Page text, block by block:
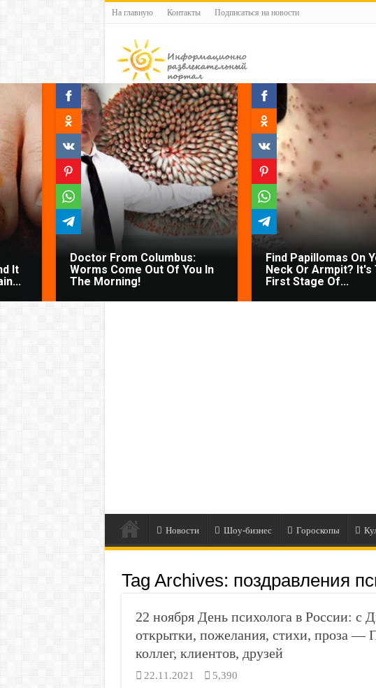
На главную Контакты Подписаться на новости
It
Doctor From Columbus:
Worms Come Out Of You In
The Morning!
Find Papillomas On
Neck Or Armpit? It's
First Stage Of...
Новости Шоу-бизнес Гороскопы
Tag Archives: поздравления
22 ноября День психолога в России: с
открытки, пожелания, стихи, проза —
коллег, клиентов, друзей
22.11.2021 5,390